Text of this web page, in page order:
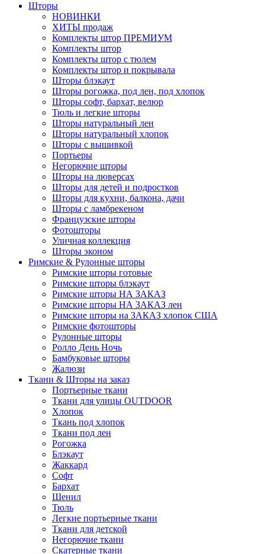
Шторы
НОВИНКИ
ХИТЫ продаж
Комплекты штор ПРЕМИУМ
Комплекты штор
Комплекты штор с тюлем
Комплекты штор и покрывала
Шторы блэкаут
Шторы рогожка, под лен, под хлопок
Шторы софт, бархат, велюр
Тюль и легкие шторы
Шторы натуральный лен
Шторы натуральный хлопок
Шторы с вышивкой
Портьеры
Негорючие шторы
Шторы на люверсах
Шторы для детей и подростков
Шторы для кухни, балкона, дачи
Шторы с ламбрекеном
Французские шторы
Фотошторы
Уличная коллекция
Шторы эконом
Римские & Рулонные шторы
Римские шторы готовые
Римские шторы блэкаут
Римские шторы НА ЗАКАЗ
Римские шторы НА ЗАКАЗ лен
Римские шторы на ЗАКАЗ хлопок США
Римские фотошторы
Рулонные шторы
Ролло День Ночь
Бамбуковые шторы
Жалюзи
Ткани & Шторы на заказ
Портьерные ткани
Ткани для улицы OUTDOOR
Хлопок
Ткань под хлопок
Ткани под лен
Рогожка
Блэкаут
Жаккард
Софт
Бархат
Шенил
Тюль
Легкие портьерные ткани
Ткани для детской
Негорючие ткани
Скатерные ткани